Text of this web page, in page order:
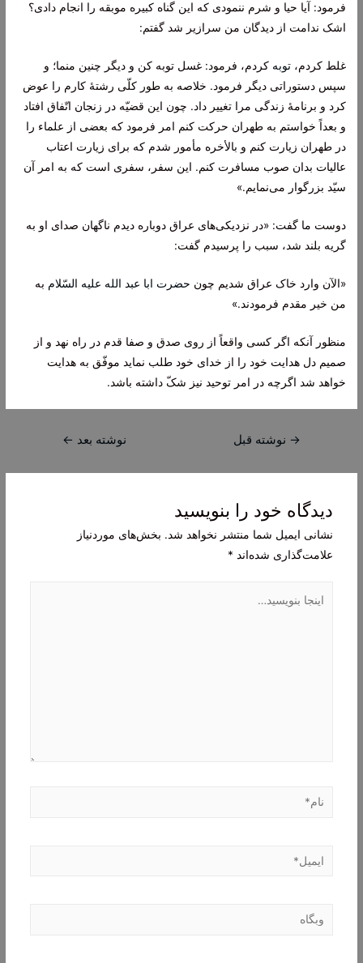
فرمود: آیا حیا و شرم ننمودى که این گناه کبیره موبقه را انجام دادى؟
اشک ندامت از دیدگان من سرازیر شد گفتم:
غلط کردم،توبه کردم، فرمود: غسل توبه کن و دیگر چنین منما؛ و
سپس دستوراتى دیگر فرمود. خلاصه به طور کلّى رشتۀ کارم را عوض
کرد و برنامۀ زندگى مرا تغییر داد. چون این قضیّه در زنجان اتّفاق افتاد
و بعداً خواستم به طهران حرکت کنم امر فرمود که بعضى از علماء را
در طهران زیارت کنم و بالأخره مأمور شدم که براى زیارت اعتاب
عالیات بدان صوب مسافرت کنم. این سفر، سفرى است که به امر آن
سیّد بزرگوار مى‌نمایم.»
دوست ما گفت: «در نزدیکى‌هاى عراق دوباره دیدم ناگهان صداى او به
گریه بلند شد، سبب را پرسیدم گفت:
«الآن وارد خاک عراق شدیم چون حضرت ابا عبد الله علیه السّلام به
من خیر مقدم فرمودند.»
منظور آنکه اگر کسى واقعاً از روى صدق و صفا قدم در راه نهد و از
صمیم دل هدایت خود را از خداى خود طلب نماید موفّق به هدایت
خواهد شد اگرچه در امر توحید نیز شکّ داشته باشد.
راهبری
→ نوشته قبل نوشته بعد ←
دیدگاه‌ خود را بنویسید
نشانی ایمیل شما منتشر نخواهد شد. بخش‌های موردنیاز
علامت‌گذاری شده‌اند *
بنویسید…
نام*
ایمیل*
وبگاه